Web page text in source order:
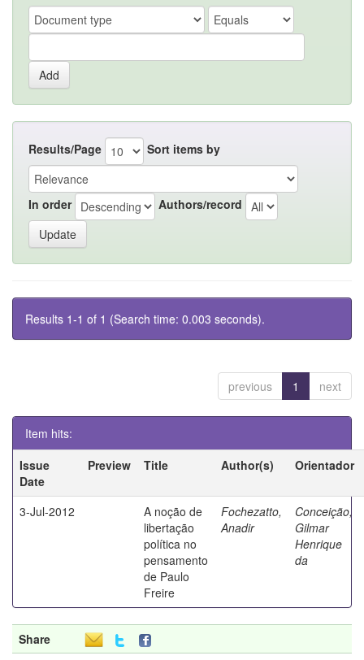
Results/Page Sort items by
In order Authors/record
Results 1-1 of 1 (Search time: 0.003 seconds).
previous 1 next
Item hits:
Issue
Date
Preview Title Author(s) Orientador
3-Jul-2012
A noção de
libertação
política no
pensamento
de Paulo
Freire
Fochezatto,
Anadir
Conceição,
Gilmar
Henrique
da
Share